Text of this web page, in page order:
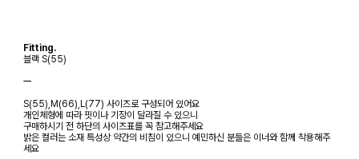
Fitting.
블랙 S(55)
ㅡ
S(55),M(66),L(77) 사이즈로 구성되어 있어요
개인체형에 따라 핏이나 기장이 달라질 수 있으니
구매하시기 전 하단의 사이즈표를 꼭 참고해주세요
밝은 컬러는 소재 특성상 약간의 비침이 있으니 예민하신 분들은 이너와 함께 착용해주
세요